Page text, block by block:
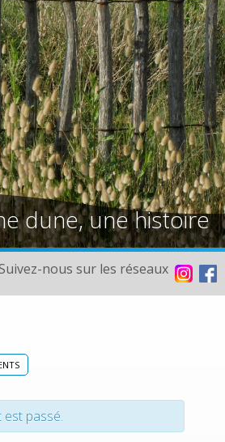
dune, une histoire
nous sur les réseaux
est passé.